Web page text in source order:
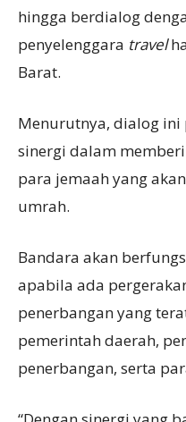
hingga berdialog
penyelenggara travel
Barat.
Menurutnya, dialog
sinergi dalam
para jemaah yang
umrah.
Bandara akan
apabila ada
penerbangan yang
pemerintah daerah,
penerbangan, serta